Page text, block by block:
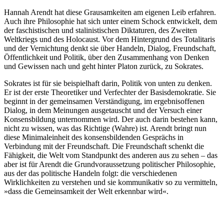
Hannah Arendt hat diese Grausamkeiten am eigenen Leib erfahren.
Auch ihre Philosophie hat sich unter einem Schock entwickelt, dem
der faschistischen und stalinistischen Diktaturen, des Zweiten
Weltkriegs und des Holocaust. Vor dem Hintergrund des Totalitaris
und der Vernichtung denkt sie über Handeln, Dialog, Freundschaft,
Öffentlichkeit und Politik, über den Zusammenhang von Denken
und Gewissen nach und geht hinter Platon zurück, zu Sokrates.
Sokrates ist für sie beispielhaft darin, Politik von unten zu denken.
Er ist der erste Theoretiker und Verfechter der Basisdemokratie. Sie
beginnt in der gemeinsamen Verständigung, im ergebnisoffenen
Dialog, in dem Meinungen ausgetauscht und der Versuch einer
Konsensbildung unternommen wird. Der auch darin bestehen kann,
nicht zu wissen, was das Richtige (Wahre) ist. Arendt bringt nun
diese Minimaleinheit des konsensbildenden Gesprächs in
Verbindung mit der Freundschaft. Die Freundschaft schenkt die
Fähigkeit, die Welt vom Standpunkt des anderen aus zu sehen – das
aber ist für Arendt die Grundvoraussetzung politischer Philosophie,
aus der das politische Handeln folgt: die verschiedenen
Wirklichkeiten zu verstehen und sie kommunikativ so zu vermitteln,
»dass die Gemeinsamkeit der Welt erkennbar wird«.